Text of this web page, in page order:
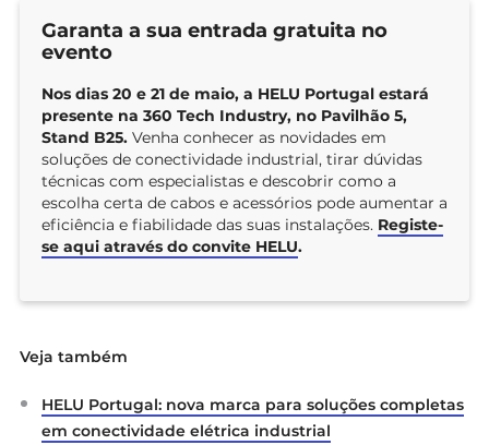
Garanta a sua entrada gratuita no
evento
Nos dias 20 e 21 de maio, a HELU Portugal estará
presente na 360 Tech Industry, no Pavilhão 5,
Stand B25. Venha conhecer as novidades em
soluções de conectividade industrial, tirar dúvidas
técnicas com especialistas e descobrir como a
escolha certa de cabos e acessórios pode aumentar a
eficiência e fiabilidade das suas instalações. Registe-
se aqui através do convite HELU.
Veja também
HELU Portugal: nova marca para soluções completas
em conectividade elétrica industrial